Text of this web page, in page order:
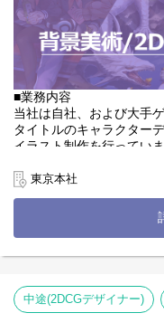
■こんな方が活躍していま
・アニメ業界出身者(原画
戦力！)
・イラスト制作会社でIP
戦力！)
・漫画制作の経験者(趣味
・普段からWEBTOONを
☆新卒を中心とした若手
■職務の変更範囲
会社の定める職種
チームはこれまでのご経
ご希望の案件や得意領域
■職務の変更範囲
会社の定める職種
■就業場所の変更範囲
会社の定める場所
■業務内容
当社は自社、および大手
タイトルのキャラクターデ
イラスト制作を行っていま
■業務の特徴
・自社タイトルだけでな
クライアント先には大手
とのある有名タイトルに
・ゲームイラスト制作は
多数のジャンルの案件が
スキルや希望を確認して
東京本社
中途(2DCGデザイナー)